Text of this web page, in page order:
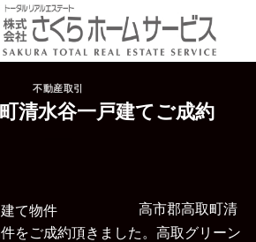
不動産取引
清水谷一戸建てご成約
高市郡高取町清
をご成約頂きました。 高取グリーン